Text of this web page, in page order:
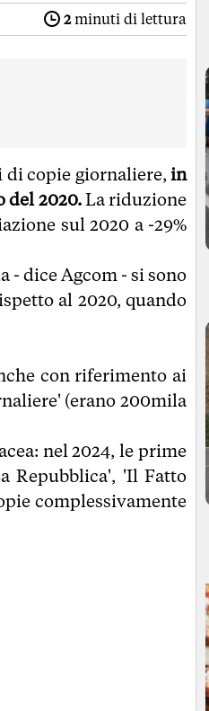
2minuti di lettura
di copie giornaliere, in
del 2020.La riduzione
sul 2020 a -29%
- dice Agcom - si sono
al 2020, quando
con riferimento ai
(erano 200mila
nel 2024, le prime
Repubblica', 'Il Fatto
complessivamente